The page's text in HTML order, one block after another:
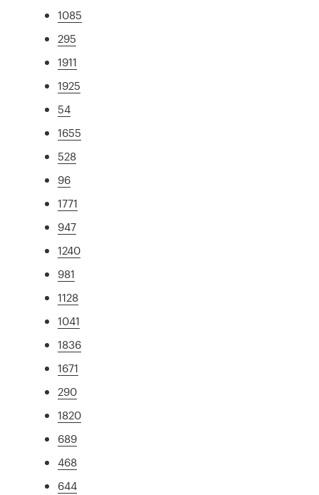
1085
295
1911
1925
54
1655
528
96
1771
947
1240
981
1128
1041
1836
1671
290
1820
689
468
644